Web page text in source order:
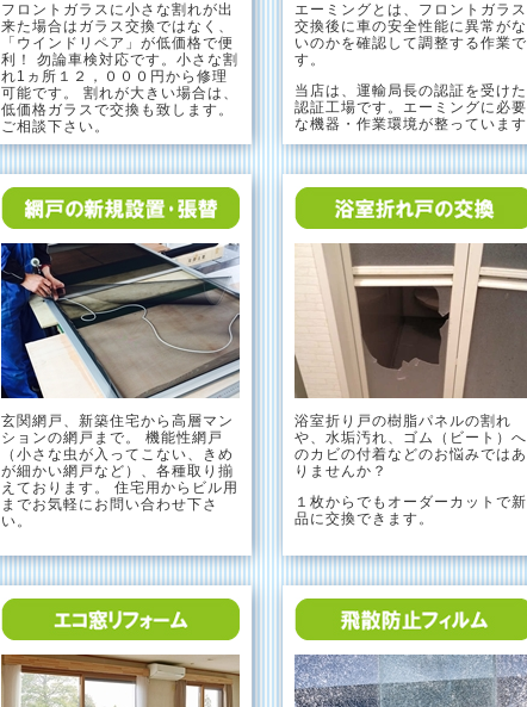
フロントガラスに小さな割れが出
来た場合はガラス交換ではなく、
「ウインドリペア」が低価格で便
利！ 勿論車検対応です。小さな割
れ1ヵ所１２，０００円から修理
可能です。 割れが大きい場合は、
低価格ガラスで交換も致します。
ご相談下さい。
エーミングとは、フロントガラス
交換後に車の安全性能に異常がな
いのかを確認して調整する作業で
す。
当店は、運輸局長の認証を受けた
認証工場です。エーミングに必要
な機器・作業環境が整っています
玄関網戸、新築住宅から高層マン
ションの網戸まで。 機能性網戸
（小さな虫が入ってこない、きめ
が細かい網戸など）、各種取り揃
えております。 住宅用からビル用
までお気軽にお問い合わせ下さ
い。
浴室折り戸の樹脂パネルの割れ
や、水垢汚れ、ゴム（ビート）へ
のカビの付着などのお悩みではあ
りませんか？
１枚からでもオーダーカットで新
品に交換できます。